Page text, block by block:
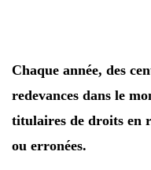
Chaque année, des
redevances dans le
titulaires de droits en
ou erronées.